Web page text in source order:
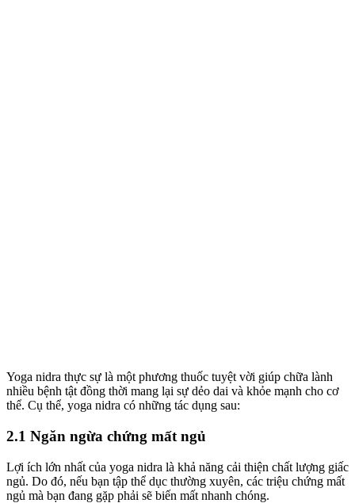
Yoga nidra thực sự là một phương thuốc tuyệt vời giúp chữa lành
nhiều bệnh tật đồng thời mang lại sự dẻo dai và khỏe mạnh cho cơ
thể. Cụ thể, yoga nidra có những tác dụng sau:
2.1 Ngăn ngừa chứng mất ngủ
Lợi ích lớn nhất của yoga nidra là khả năng cải thiện chất lượng giấc
ngủ. Do đó, nếu bạn tập thể dục thường xuyên, các triệu chứng mất
ngủ mà bạn đang gặp phải sẽ biến mất nhanh chóng.